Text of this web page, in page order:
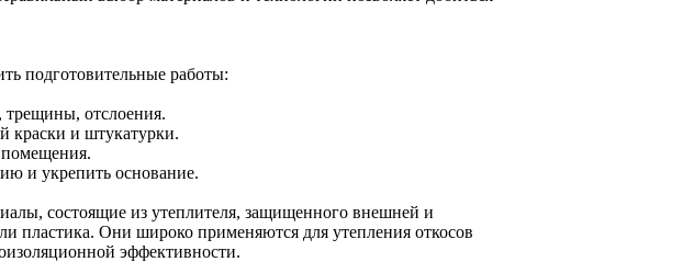
подготовительные работы:
трещины, отслоения.
краски и штукатурки.
и укрепить основание.
состоящие из утеплителя, защищенного внешней и
пластика. Они широко применяются для утепления откосов
эффективности.